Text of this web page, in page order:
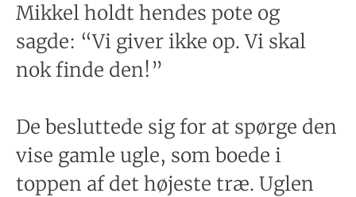
Mikkel holdt hendes pote og
sagde: “Vi giver ikke op. Vi skal
nok finde den!”
De besluttede sig for at spørge den
vise gamle ugle, som boede i
toppen af det højeste træ. Uglen